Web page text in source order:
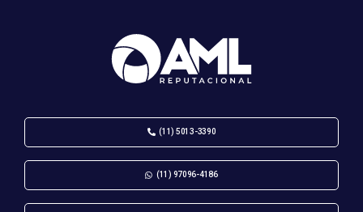
(11) 5013-3390
(11) 97096-4186